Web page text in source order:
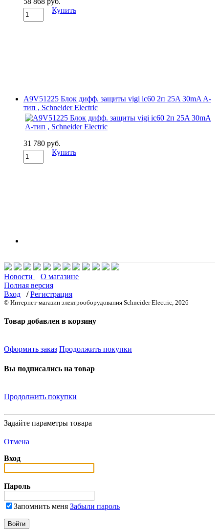
Купить
A9V51225 Блок дифф. защиты vigi ic60 2п 25A 30mA A-
тип , Schneider Electric
31 780 руб.
Купить
Новости
О магазине
Полная версия
Вход
/ Регистрация
© Интернет-магазин электрооборудования Schneider Electric, 2026
Товар добавлен в корзину
Оформить заказ Продолжить покупки
Вы подписались на товар
Продолжить покупки
Задайте параметры товара
Отмена
Вход
Пароль
Запомнить меня Забыли пароль